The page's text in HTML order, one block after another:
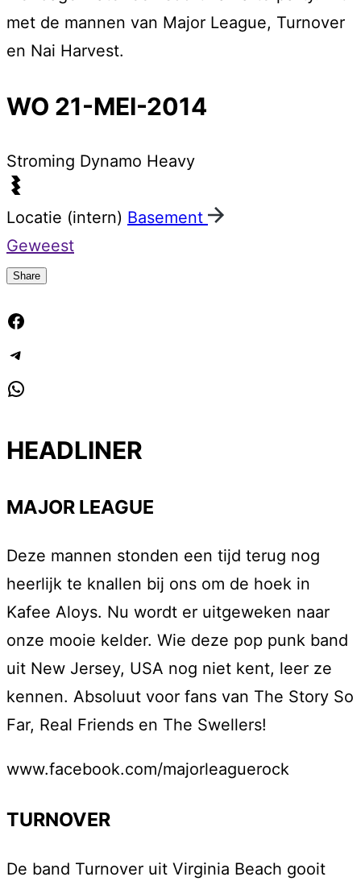
met de mannen van Major League, Turnover
en Nai Harvest.
WO 21-MEI-2014
Stroming Dynamo Heavy
Locatie (intern) Basement
Geweest
Share
HEADLINER
MAJOR LEAGUE
Deze mannen stonden een tijd terug nog
heerlijk te knallen bij ons om de hoek in
Kafee Aloys. Nu wordt er uitgeweken naar
onze mooie kelder. Wie deze pop punk band
uit New Jersey, USA nog niet kent, leer ze
kennen. Absoluut voor fans van The Story So
Far, Real Friends en The Swellers!
www.facebook.com/majorleaguerock
TURNOVER
De band Turnover uit Virginia Beach gooit